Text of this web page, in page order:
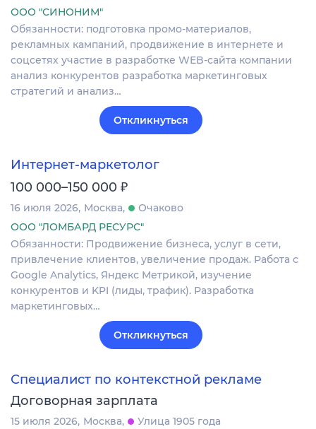
ООО "СИНОНИМ"
Обязанности: подготовка промо-материалов,
рекламных кампаний, продвижение в интернете и
соцсетях участие в разработке WEB-сайта компании
анализ конкурентов разработка маркетинговых
стратегий и анализ…
Откликнуться
Интернет-маркетолог
100 000–150 000 ₽
16 июля 2026 Москва
Очаково
ООО "ЛОМБАРД РЕСУРС"
Обязанности: Продвижение бизнеса, услуг в сети,
привлечение клиентов, увеличение продаж. Работа с
Google Analytics, Яндекс Метрикой, изучение
конкурентов и KPI (лиды, трафик). Разработка
маркетинговых…
Откликнуться
Специалист по контекстной рекламе
Договорная зарплата
15 июля 2026 Москва
Улица 1905 года